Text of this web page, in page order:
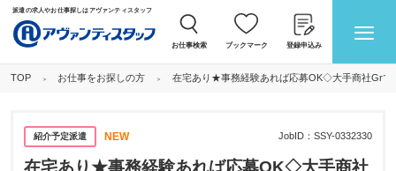
派遣の求人やお仕事探しはアヴァンティスタッフ
お仕事検索 ブックマーク 登録申込み
TOP お仕事をお探しの方 在宅あり★事務経験あれば応募OK◇大手商社Grで
紹介予定派遣 NEW JobID：SSY-0332330
在宅あり★事務経験あれば応募OK◇大手商社